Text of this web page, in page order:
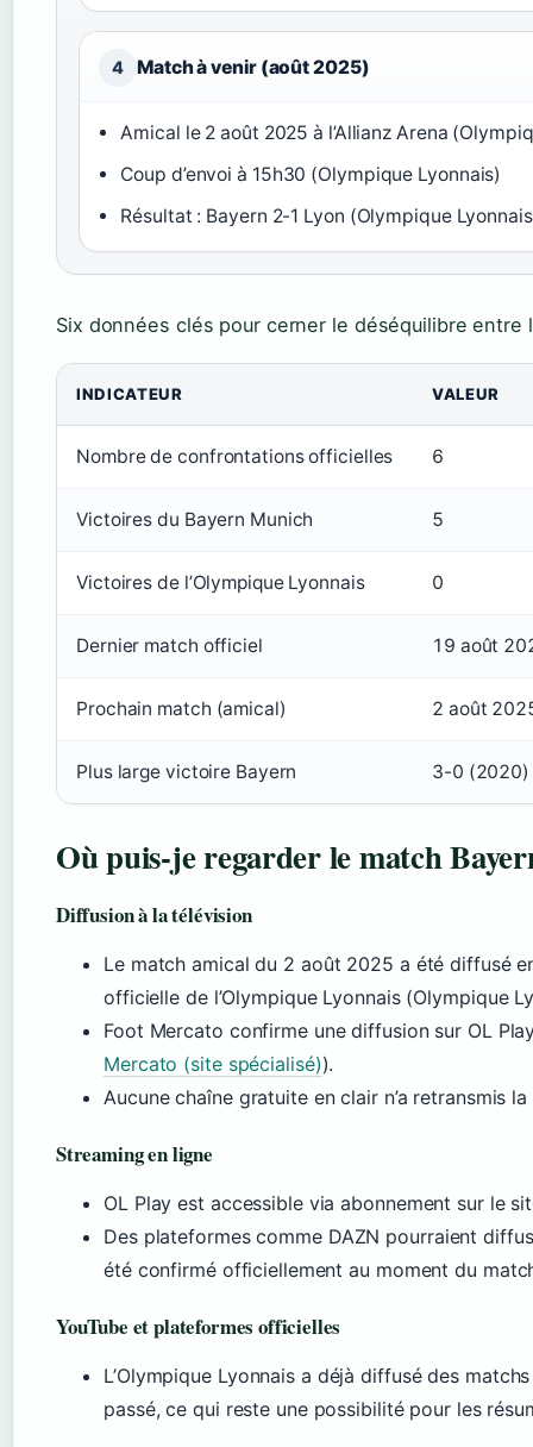
4 Match à venir (août 2025)
Amical le 2 août 2025 à l’Allianz Arena
Coup d’envoi à 15h30 (Olympique Lyonnais)
Résultat : Bayern 2-1 Lyon (Olympique
Six données clés pour cerner le déséquilibre entre
INDICATEUR VALEUR
Nombre de confrontations officielles 6
Victoires du Bayern Munich 5
Victoires de l’Olympique Lyonnais 0
Dernier match officiel 19 août
Prochain match (amical) 2 août
Plus large victoire Bayern 3-0 (2020)
Où puis-je regarder le match
Diffusion à la télévision
Le match amical du 2 août 2025 a été diffusé
officielle de l’Olympique Lyonnais (Olympique
Foot Mercato confirme une diffusion sur OL
Mercato (site spécialisé)).
Aucune chaîne gratuite en clair n’a retransmis
Streaming en ligne
OL Play est accessible via abonnement sur le
Des plateformes comme DAZN pourraient
été confirmé officiellement au moment du
YouTube et plateformes officielles
L’Olympique Lyonnais a déjà diffusé des
passé, ce qui reste une possibilité pour les